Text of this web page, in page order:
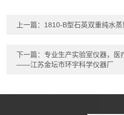
上一篇： 1810-B型石英双重纯水
下一篇：专业生产实验室仪器，医
——江苏金坛市环宇科学仪器厂